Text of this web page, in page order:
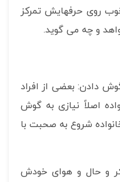
روی حرفهایش تمرکز
و چه می گوید.
دادن: بعضی از افراد
اصلاً نیازی به گوش
شروع به صحبت با
و حال و هوای خودش